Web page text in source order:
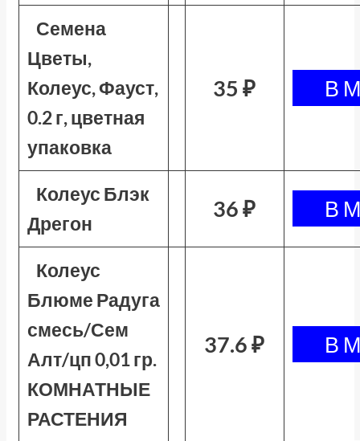
Семена
Цветы,
Колеус, Фауст,
0.2 г, цветная
упаковка
35 ₽
Колеус Блэк
Дрегон
36 ₽
Колеус
Блюме Радуга
смесь/Сем
Алт/цп 0,01 гр.
КОМНАТНЫЕ
РАСТЕНИЯ
37.6 ₽